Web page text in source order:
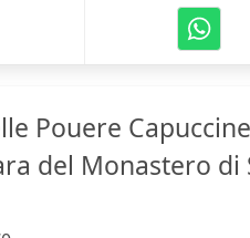
Pouere
del Monastero di